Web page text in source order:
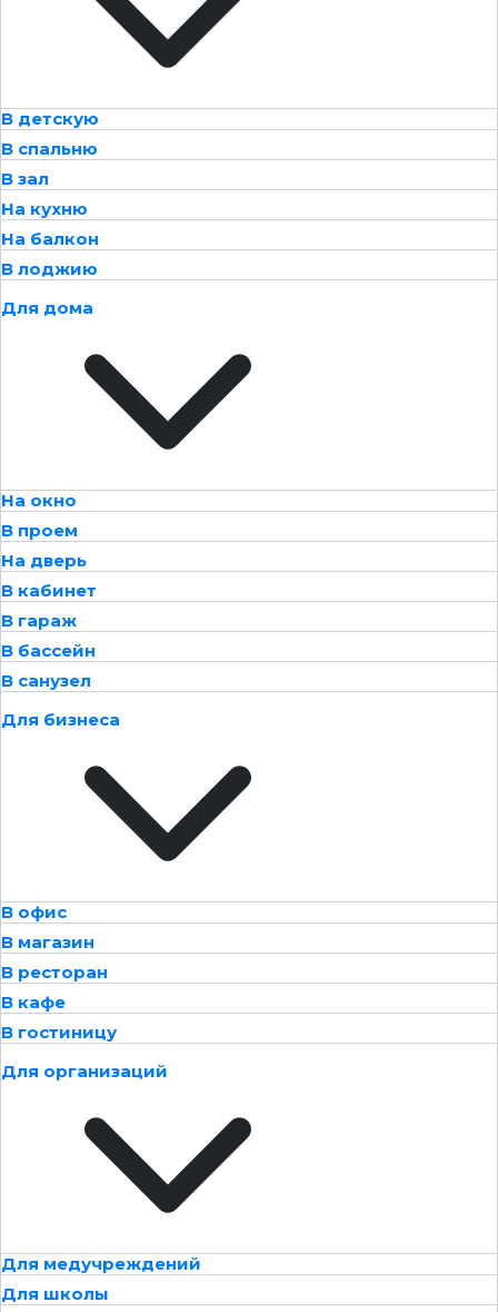
В детскую
В спальню
В зал
На кухню
На балкон
В лоджию
Для дома
На окно
В проем
На дверь
В кабинет
В гараж
В бассейн
В санузел
Для бизнеса
В офис
В магазин
В ресторан
В кафе
В гостиницу
Для организаций
Для медучреждений
Для школы